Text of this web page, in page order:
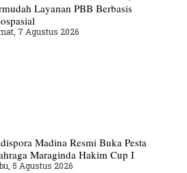
Layanan PBB Berbasis
7 Agustus 2026
Madina Resmi Buka Pesta
Maraginda Hakim Cup I
5 Agustus 2026